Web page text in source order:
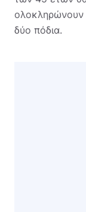
ολοκληρώνουν
δύο πόδια.